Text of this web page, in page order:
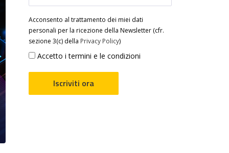
Acconsento al trattamento dei miei dati
personali per la ricezione della Newsletter (cfr.
sezione 3(c) della Privacy Policy)
Accetto i termini e le condizioni